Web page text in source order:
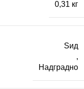
0,31 кг
Ѕид
,
Надградно